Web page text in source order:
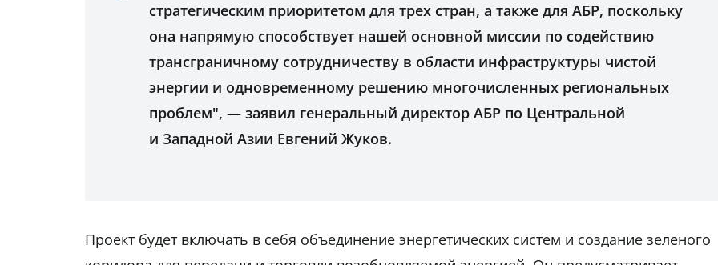
стратегическим приоритетом для трех стран, а также для АБР, поскольку
она напрямую способствует нашей основной миссии по содействию
трансграничному сотрудничеству в области инфраструктуры чистой
энергии и одновременному решению многочисленных региональных
проблем", — заявил генеральный директор АБР по Центральной
и Западной Азии Евгений Жуков.
Проект будет включать в себя объединение энергетических систем и создание зеленого